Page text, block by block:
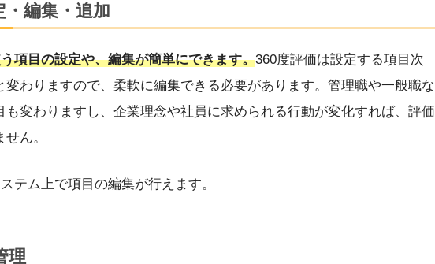
・編集・追加
項目の設定や、編集が簡単にできます。360度評価は設定する項目次
わりますので、柔軟に編集できる必要があります。管理職や一般職な
も変わりますし、企業理念や社員に求められる行動が変化すれば、評価
ん。
テム上で項目の編集が行えます。
理